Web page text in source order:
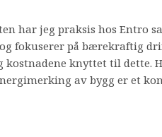
har jeg praksis hos Entro
fokuserer på bærekraftig
knyttet til dette.
av bygg er et